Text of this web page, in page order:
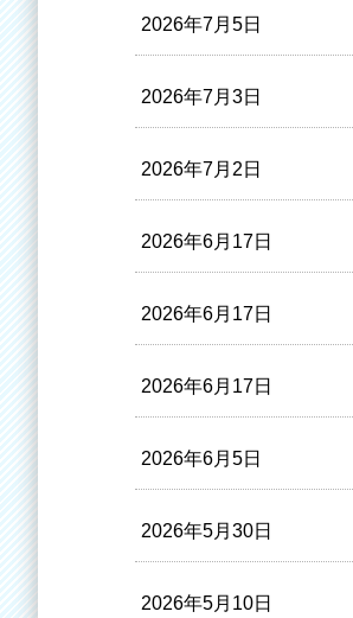
2026年7月5日
2026年7月3日
2026年7月2日
2026年6月17日
2026年6月17日
2026年6月17日
2026年6月5日
2026年5月30日
2026年5月10日